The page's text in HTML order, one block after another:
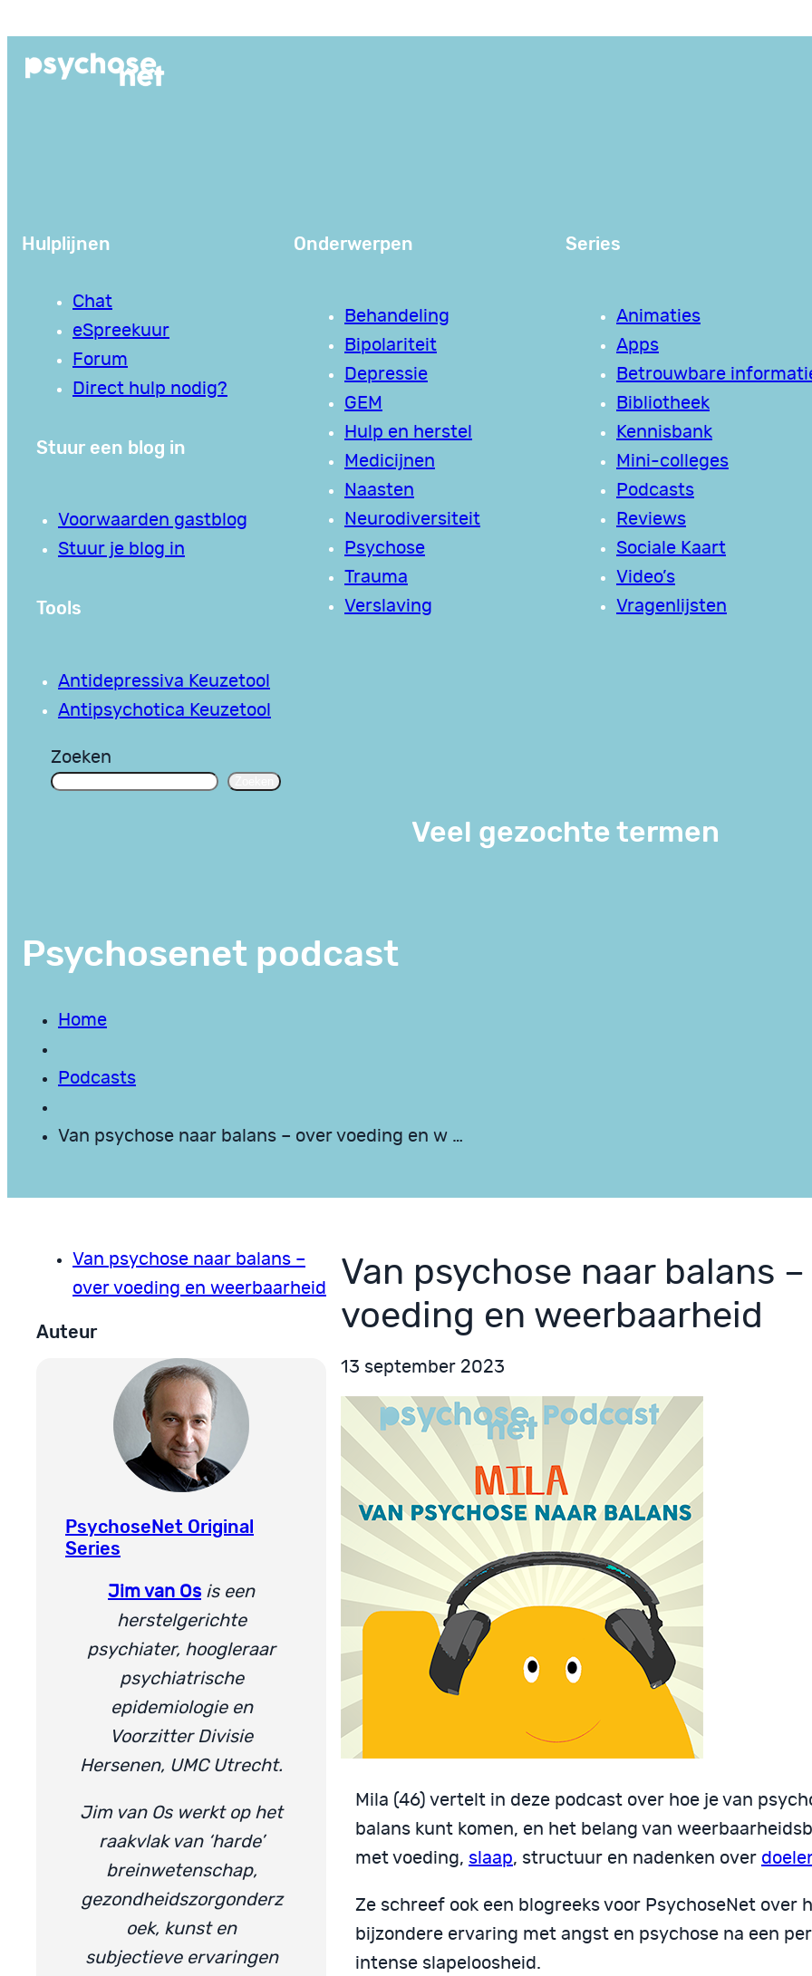
de
Hulplijnen
Chat
eSpreekuur
Forum
Direct hulp nodig?
Stuur een blog in
Voorwaarden gastblog
Stuur je blog in
Tools
Antidepressiva Keuzetool
Antipsychotica Keuzetool
Onderwerpen
Behandeling
Bipolariteit
Depressie
GEM
Hulp en herstel
Medicijnen
Naasten
Neurodiversiteit
Psychose
Trauma
Verslaving
Series
Animaties
Apps
Betrouwbare
Bibliotheek
Kennisbank
Mini-colleges
Podcasts
Reviews
Sociale Kaart
Video’s
Vragenlijsten
Zoeken
Veel gezochte termen
Psychosenet podcast
Home
Podcasts
Van psychose naar balans – over voeding en w …
Van psychose naar balans –
over voeding en weerbaarheid
Auteur
PsychoseNet Original
Series
Jim van Os is een
herstelgerichte
psychiater, hoogleraar
psychiatrische
epidemiologie en
Voorzitter Divisie
Hersenen, UMC Utrecht.
Jim van Os werkt op het
raakvlak van ‘harde’
breinwetenschap,
gezondheidszorgonderz
oek, kunst en
subjectieve ervaringen
Van psychose naar balans
voeding en weerbaarheid
13 september 2023
Mila (46) vertelt in deze podcast over hoe je van
balans kunt komen, en het belang van
met voeding, slaap, structuur en nadenken over
Ze schreef ook een blogreeks voor PsychoseNet over
bijzondere ervaring met angst en psychose na een
intense slapeloosheid.